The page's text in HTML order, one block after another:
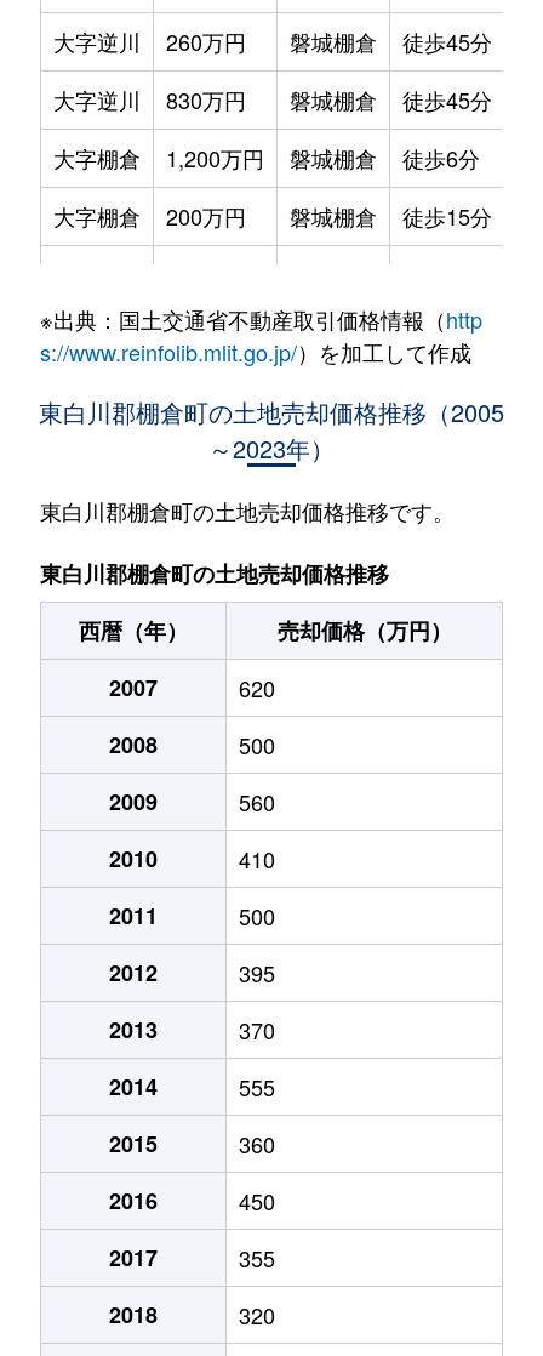
大字逆川
260万円 磐城棚倉
徒歩45分
大字逆川
830万円 磐城棚倉
徒歩45分
大字棚倉
1,200万円 磐城棚倉
徒歩6分
大字棚倉
200万円 磐城棚倉
徒歩15分
大字棚倉
800万円 磐城棚倉
徒歩15分
10万円 磐城棚倉
大字棚倉
85万円 磐城棚倉
徒歩6分
大字棚倉
170万円 中豊
大字花園
340万円 磐城棚倉
徒歩13分
大字八槻
※出典：国土交通省不動産取引価格情報（http
s://www.reinfolib.mlit.go.jp/）を加工して作成
東白川郡棚倉町の土地売却価格推移（2005
～2023年）
東白川郡棚倉町の土地売却価格推移です。
東白川郡棚倉町の土地売却価格推移
西暦（年）
売却価格（万円）
2007
620
2008
500
2009
560
2010
410
2011
500
2012
395
2013
370
2014
555
2015
360
2016
450
2017
355
2018
320